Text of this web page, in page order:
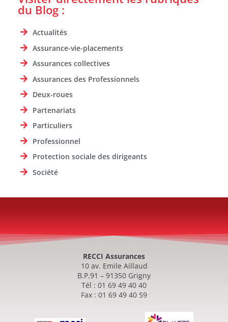
du Blog :
Actualités
Assurance-vie-placements
Assurances collectives
Assurances des Professionnels
Deux-roues
Partenariats
Particuliers
Professionnel
Protection sociale des dirigeants
Société
RECCI Assurances
10 av. Emile Aillaud
B.P.91 – 91350 Grigny
Tél : 01 69 49 40 40
Fax : 01 69 49 40 59